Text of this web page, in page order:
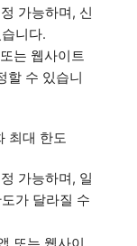
가능하며, 신
니다.
는 웹사이트
할 수 있습니
최대 한도
가능하며, 일
가 달라질 수